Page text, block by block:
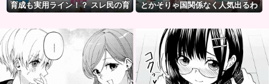
育成も実用ライン！？ スレ民の育
ある件
とかそりゃ国関係なく人気出るわ